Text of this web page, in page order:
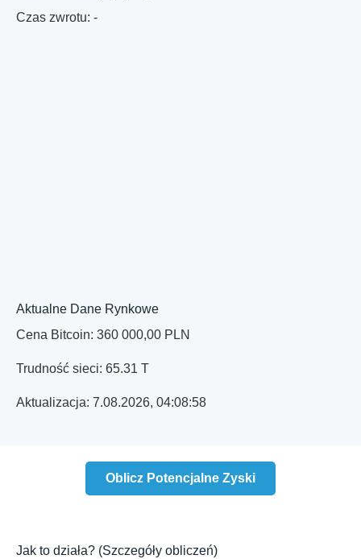
Czas zwrotu: -
Aktualne Dane Rynkowe
Cena Bitcoin: 360 000,00 PLN
Trudność sieci: 65.31 T
Aktualizacja: 7.08.2026, 04:08:58
Oblicz Potencjalne Zyski
Jak to działa? (Szczegóły obliczeń)